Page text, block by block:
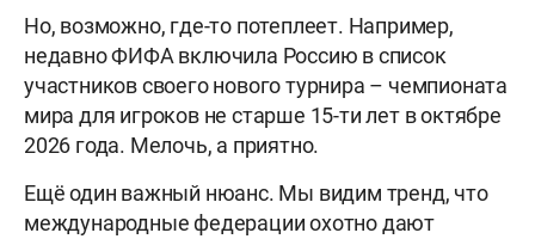
Но, возможно, где-то потеплеет. Например,
недавно ФИФА включила Россию в список
участников своего нового турнира – чемпионата
мира для игроков не старше 15-ти лет в октябре
2026 года. Мелочь, а приятно.
Ещё один важный нюанс. Мы видим тренд, что
международные федерации охотно дают